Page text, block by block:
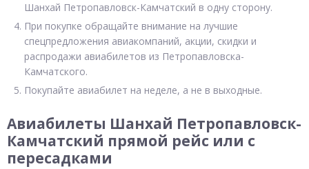
Шанхай Петропавловск-Камчатский в одну сторону.
При покупке обращайте внимание на лучшие
спецпредложения авиакомпаний, акции, скидки и
распродажи авиабилетов из Петропавловска-
Камчатского.
Покупайте авиабилет на неделе, а не в выходные.
Авиабилеты Шанхай Петропавловск-
Камчатский прямой рейс или с
пересадками